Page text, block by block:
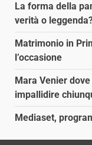
La forma della
verità o
Matrimonio in
l’occasione
Mara Venier
impallidire
Mediaset,